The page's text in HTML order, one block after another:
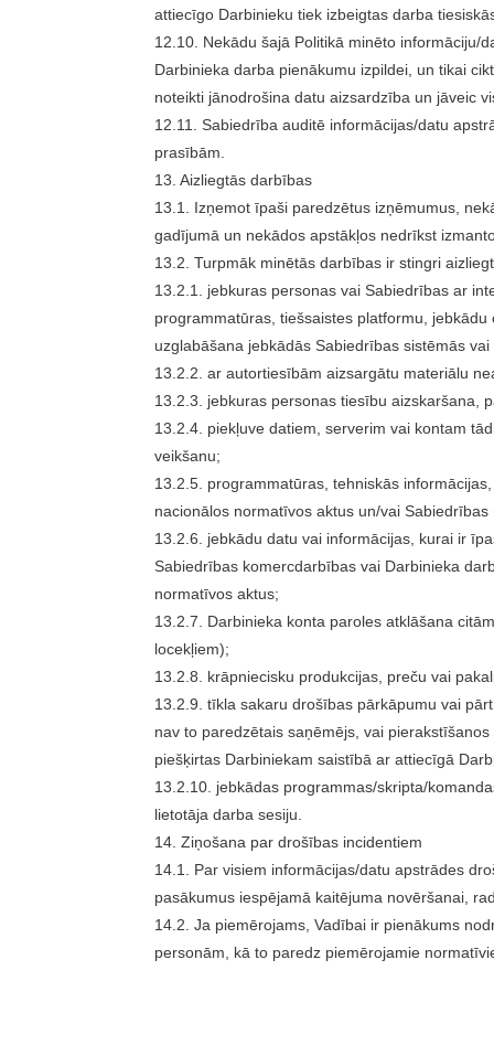
attiecīgo Darbinieku tiek izbeigtas darba
12.10. Nekādu šajā Politikā minēto informāciju/
Darbinieka darba pienākumu izpildei, un tikai
noteikti jānodrošina datu aizsardzība un jāveic
12.11. Sabiedrība auditē informācijas/datu
prasībām.
13. Aizliegtās darbības
13.1. Izņemot īpaši paredzētus izņēmumus,
gadījumā un nekādos apstākļos nedrīkst
13.2. Turpmāk minētās darbības ir stingri
13.2.1. jebkuras personas vai Sabiedrības ar
programmatūras, tiešsaistes platformu,
uzglabāšana jebkādās Sabiedrības sistēmās
13.2.2. ar autortiesībām aizsargātu materiālu
13.2.3. jebkuras personas tiesību aizskaršana,
13.2.4. piekļuve datiem, serverim vai kontam
veikšanu;
13.2.5. programmatūras, tehniskās
nacionālos normatīvos aktus un/vai
13.2.6. jebkādu datu vai informācijas, kurai ir
Sabiedrības komercdarbības vai Darbinieka
normatīvos aktus;
13.2.7. Darbinieka konta paroles atklāšana
locekļiem);
13.2.8. krāpniecisku produkcijas, preču vai
13.2.9. tīkla sakaru drošības pārkāpumu vai
nav to paredzētais saņēmējs, vai
piešķirtas Darbiniekam saistībā ar attiecīgā
13.2.10. jebkādas programmas/skripta/
lietotāja darba sesiju.
14. Ziņošana par drošības incidentiem
14.1. Par visiem informācijas/datu apstrādes
pasākumus iespējamā kaitējuma novēršanai,
14.2. Ja piemērojams, Vadībai ir pienākums
personām, kā to paredz piemērojamie